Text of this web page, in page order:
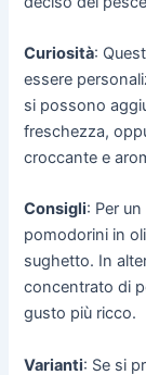
Curiosità:
essere
si possono
freschezza,
croccante e
Consigli: Per
pomodorini in
sughetto. In
concentrato di
gusto più ricco.
Varianti: Se si